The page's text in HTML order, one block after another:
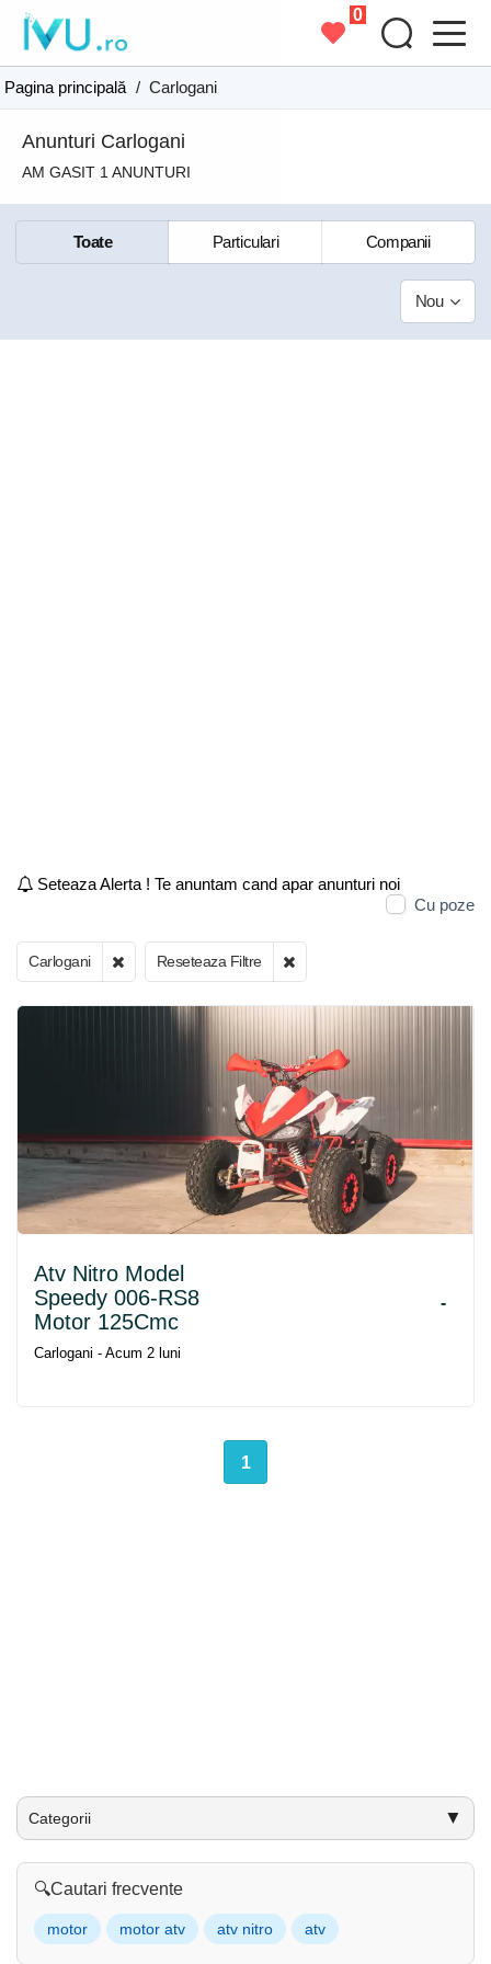
0
Pagina principală / Carlogani
Anunturi Carlogani
AM GASIT 1 ANUNTURI
Toate Particulari Companii
Nou
Seteaza Alerta ! Te anuntam cand apar anunturi noi
Cu poze
Carlogani Reseteaza Filtre
Atv Nitro Model
Speedy 006-RS8
Motor 125Cmc
-
Carlogani - Acum 2 luni
1
Categorii ▼
🔍Cautari frecvente
motor motor atv atv nitro atv